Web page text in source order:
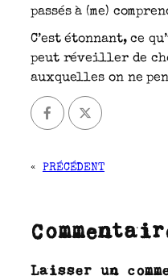
passés à (me)
C’est étonnant, ce
peut réveiller de
auxquelles on ne
« PRÉCÉDENT
Laisser un